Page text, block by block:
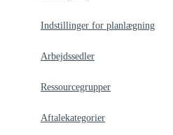
Indstillinger for planlægning
Arbejdssedler
Ressourcegrupper
Aftalekategorier